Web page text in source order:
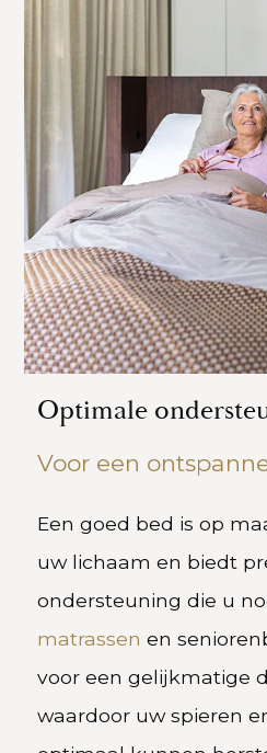
Optimale
Voor een
Een goed bed is op
uw lichaam en biedt
ondersteuning die u
matrassenen
voor een gelijkmatige
waardoor uw spieren